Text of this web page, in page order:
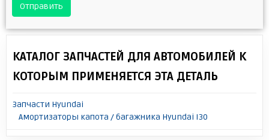
Отправить
КАТАЛОГ ЗАПЧАСТЕЙ ДЛЯ АВТОМОБИЛЕЙ К
КОТОРЫМ ПРИМЕНЯЕТСЯ ЭТА ДЕТАЛЬ
Запчасти Hyundai
Амортизаторы капота / багажника Hyundai I30